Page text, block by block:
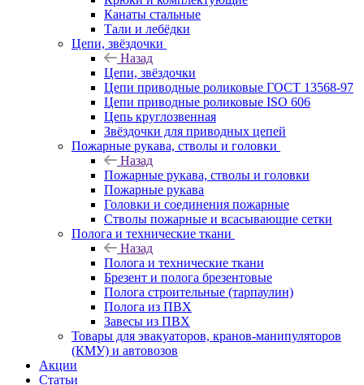
Канаты стальные
Тали и лебёдки
Цепи, звёздочки
Назад
Цепи, звёздочки
Цепи приводные роликовые ГОСТ 13568-97
Цепи приводные роликовые ISO 606
Цепь круглозвенная
Звёздочки для приводных цепей
Пожарные рукава, стволы и головки
Назад
Пожарные рукава, стволы и головки
Пожарные рукава
Головки и соединения пожарные
Стволы пожарные и всасывающие сетки
Полога и технические ткани
Назад
Полога и технические ткани
Брезент и полога брезентовые
Полога строительные (тарпаулин)
Полога из ПВХ
Завесы из ПВХ
Товары для эвакуаторов, кранов-манипуляторов
(КМУ) и автовозов
Акции
Статьи